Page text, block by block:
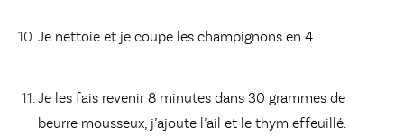
Je nettoie et je coupe les champignons en 4.
Je les fais revenir 8 minutes dans 30 grammes de
beurre mousseux, j’ajoute l’ail et le thym effeuillé.